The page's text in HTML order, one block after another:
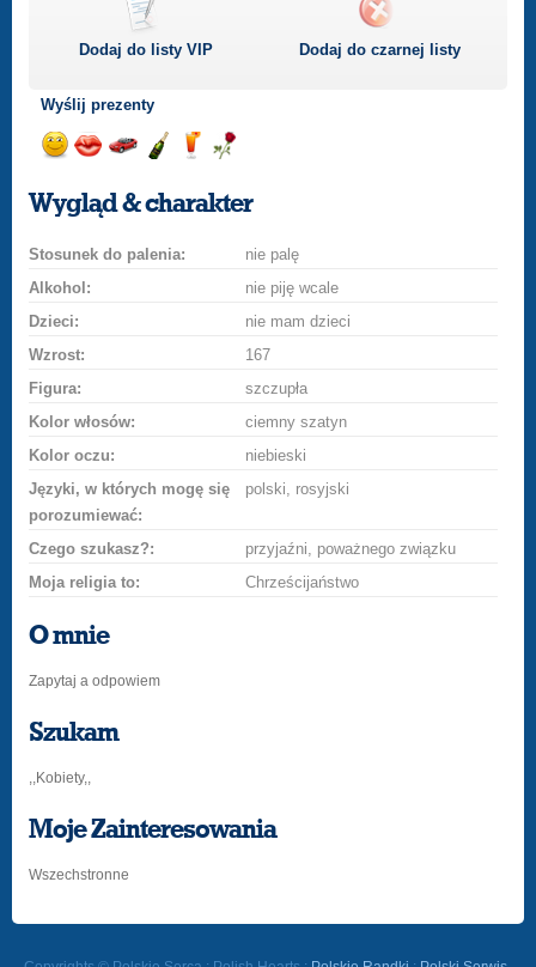
Dodaj do listyVIP Dodaj do czarnej listy
Wyślij prezenty
uśmiech
buziakasamochodem
szampana
drinka
różę
Wygląd & charakter
Stosunek do palenia:
nie palę
Alkohol:
nie piję wcale
Dzieci:
nie mam dzieci
Wzrost:
167
Figura:
szczupła
Kolor włosów:
ciemny szatyn
Kolor oczu:
niebieski
Języki, w których mogę się
porozumiewać:
polski, rosyjski
Czego szukasz?:
przyjaźni, poważnego związku
Moja religia to:
Chrześcijaństwo
O mnie
Zapytaj a odpowiem
Szukam
,,Kobiety,,
Moje Zainteresowania
Wszechstronne